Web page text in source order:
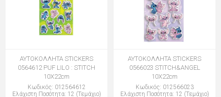
ΑΥΤΟΚΟΛΛΗΤΑ STICKERS
0564612 PUF LILO : STITCH
10X22cm
Κωδικός: 012564612
Ελάχιστη Ποσότητα: 12 (Τεμάχιο)
ΑΥΤΟΚΟΛΛΗΤΑ STICKERS
0566023 STITCH&ANGEL
10X22cm
Κωδικός: 012566023
Ελάχιστη Ποσότητα: 12 (Τεμάχιο)